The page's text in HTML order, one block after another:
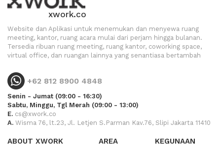
xwork.co
Website dan Aplikasi untuk menemukan dan menyewa ruang
meeting, kantor, ruang acara mulai dari perjam hingga bulanan.
Tersedia ribuan ruang meeting, ruang kantor, coworking space,
virtual office, dan ruangan lainnya yang senantiasa bertambah
+62 812 8900 4848
Senin - Jumat (09:00 - 16:30)
Sabtu, Minggu, Tgl Merah (09:00 - 13:00)
E. cs@xwork.co
A. Wisma 76, lt.23, Jl. Letjen S.Parman Kav.76, Slipi Jakarta 11410
ABOUT XWORK AREA KEGUNAAN